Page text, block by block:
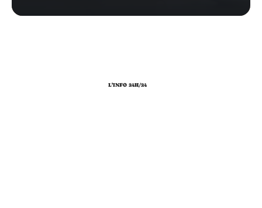
L'INFO 24H/24